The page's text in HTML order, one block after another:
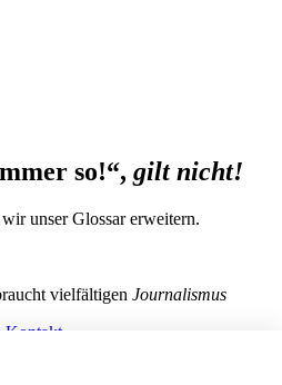
so!“, gilt nicht!
unser Glossar erweitern.
vielfältigen Journalismus
Kontakt